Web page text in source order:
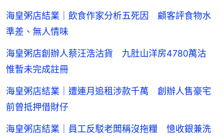
海皇粥店結業｜飲食作家分析五死因 顧客評食物水
準差、無人情味
海皇粥店創辦人蔡汪浩沽貨 九肚山洋房4780萬沽
惟暫未完成註冊
海皇粥店結業｜遭連月追租涉款千萬 創辦人售豪宅
前曾抵押借財仔
海皇粥店結業｜員工反駁老闆稱沒拖糧 憶收銀兼洗